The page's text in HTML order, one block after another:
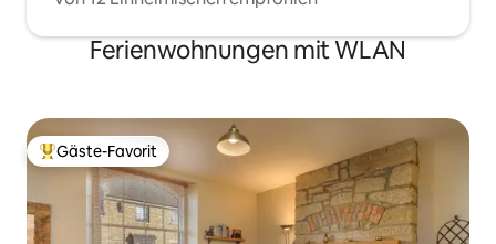
Ferienwohnungen mit WLAN
Beliebter Gäste-Favorit.
Gäste-Favorit